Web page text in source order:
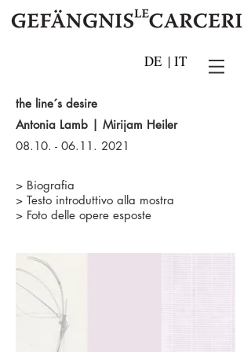
|
DE IT
the line´s desire
Antonia Lamb | Mirijam Heiler
08.10. - 06.11. 2021
> Biografia
> Testo introduttivo alla mostra
> Foto delle opere esposte